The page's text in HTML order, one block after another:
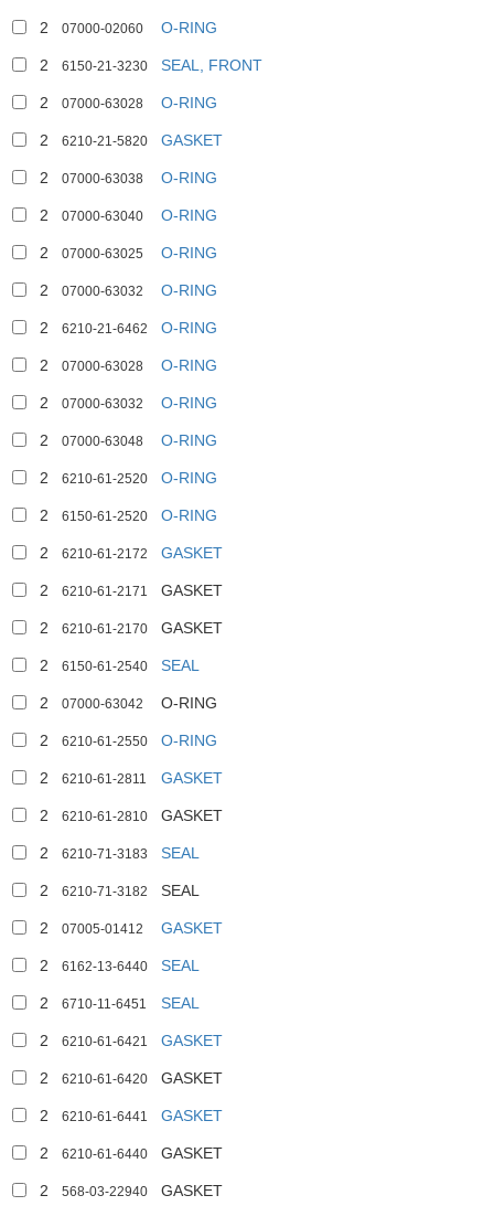
2 07000-02060 O-RING
2 6150-21-3230 SEAL, FRONT
2 07000-63028 O-RING
2 6210-21-5820 GASKET
2 07000-63038 O-RING
2 07000-63040 O-RING
2 07000-63025 O-RING
2 07000-63032 O-RING
2 6210-21-6462 O-RING
2 07000-63028 O-RING
2 07000-63032 O-RING
2 07000-63048 O-RING
2 6210-61-2520 O-RING
2 6150-61-2520 O-RING
2 6210-61-2172 GASKET
2 6210-61-2171 GASKET
2 6210-61-2170 GASKET
2 6150-61-2540 SEAL
2 07000-63042 O-RING
2 6210-61-2550 O-RING
2 6210-61-2811 GASKET
2 6210-61-2810 GASKET
2 6210-71-3183 SEAL
2 6210-71-3182 SEAL
2 07005-01412 GASKET
2 6162-13-6440 SEAL
2 6710-11-6451 SEAL
2 6210-61-6421 GASKET
2 6210-61-6420 GASKET
2 6210-61-6441 GASKET
2 6210-61-6440 GASKET
2 568-03-22940 GASKET